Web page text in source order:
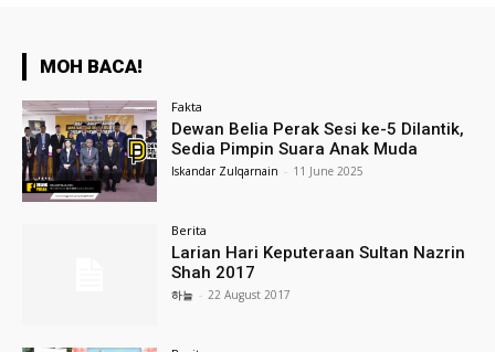
MOH BACA!
Fakta
Dewan Belia Perak Sesi ke-5 Dilantik,
Sedia Pimpin Suara Anak Muda
Iskandar Zulqarnain - 11 June 2025
Berita
Larian Hari Keputeraan Sultan Nazrin
Shah 2017
하늘 - 22 August 2017